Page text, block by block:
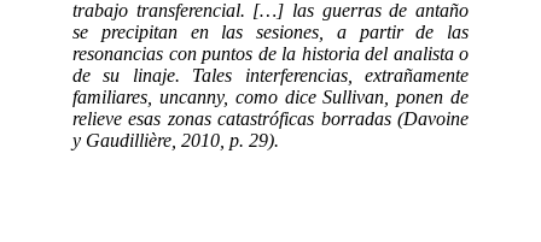
trabajo transferencial. […] las guerras de antaño
se precipitan en las sesiones, a partir de las
resonancias con puntos de la historia del analista o
de su linaje. Tales interferencias, extrañamente
familiares, uncanny, como dice Sullivan, ponen de
relieve esas zonas catastróficas borradas (Davoine
y Gaudillière, 2010, p. 29).